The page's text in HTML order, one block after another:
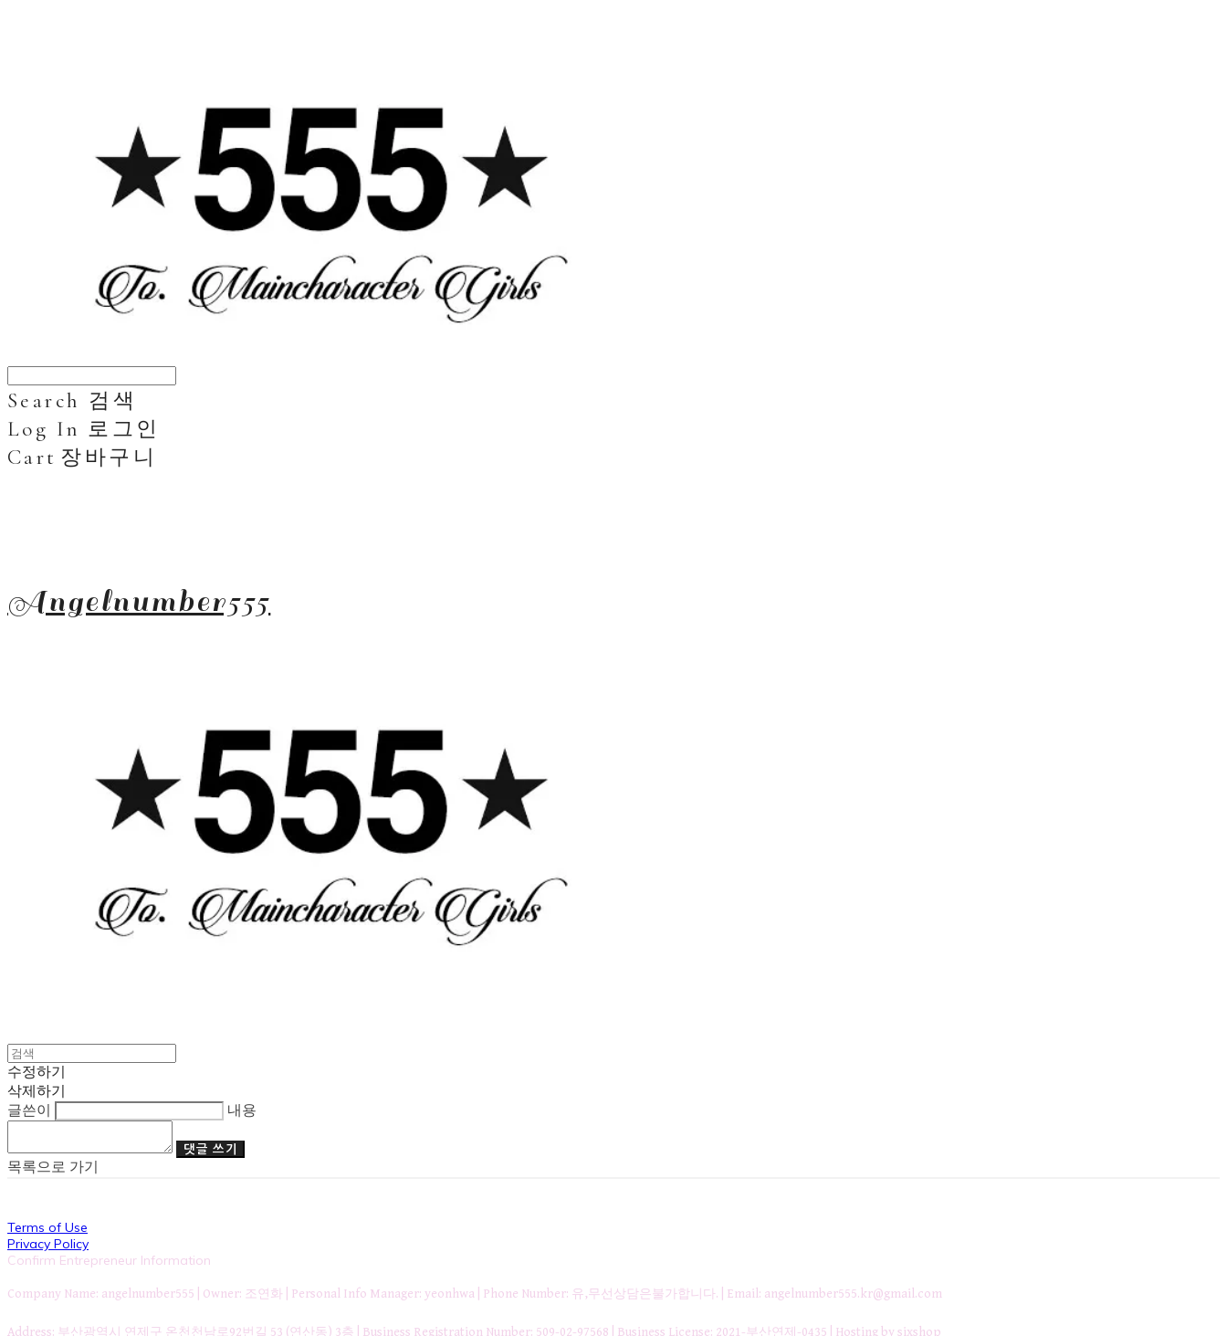
Search 검색
Log In 로그인
Cart 장바구니
Angelnumber555
수정하기
삭제하기
글쓴이
내용
댓글 쓰기
목록으로 가기
Terms of Use
Privacy Policy
Confirm Entrepreneur Information
Company Name: angelnumber555 | Owner: 조연화 | Personal Info Manager: yeonhwa | Phone Number: 유,무선상담은불가합니다. | Email: angelnumber555.kr@gmail.com
Address: 부산광역시 연제구 온천천남로92번길 53 (연산동) 3층 | Business Registration Number: 509-02-97568 | Business License: 2021-부산연제-0435 | Hosting by sixshop